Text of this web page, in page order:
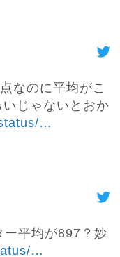
なのに平均がこ
じゃないとおか
…
ー平均が897？妙
…